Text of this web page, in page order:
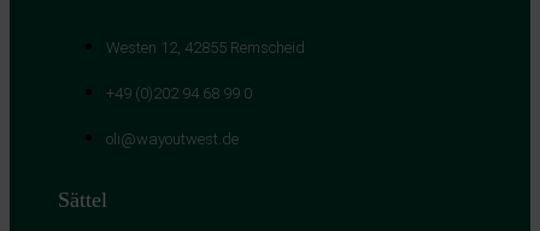
Westen 12, 42855 Remscheid
+49 (0)202 94 68 99 0
oli@wayoutwest.de
Sättel